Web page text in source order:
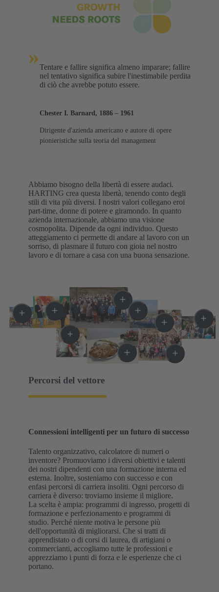
»Tentare e fallire significa almeno imparare; fallire
nel tentativo significa subire l'inestimabile perdita
di ciò che avrebbe potuto essere.
Chester I. Barnard, 1886 – 1961
Dirigente d'azienda americano e autore di opere
pionieristiche sulla teoria del management
Abbiamo bisogno della libertà di essere audaci.
HARTING crea questa libertà, tenendo conto degli
stili di vita più diversi. I nostri valori collegano eroi
part-time, donne di potere e giramondo. In quanto
azienda internazionale, abbiamo una visione
cosmopolita. Dipende da ogni individuo. Questo
atteggiamento ci permette di andare al lavoro con un
sorriso, di plasmare il futuro con gioia nel nostro
lavoro e di tornare a casa con una buona sensazione.
Percorsi del vettore
Connessioni intelligenti per un futuro di successo
Talento organizzativo, calcolatore di numeri o
inventore? Promuoviamo i diversi obiettivi e talenti
dei nostri dipendenti con una formazione interna ed
esterna. Inoltre, sosteniamo con successo e con
enfasi percorsi di carriera insoliti. Ogni percorso di
carriera è diverso: troviamo insieme il migliore.
La scelta è ampia: programmi di ingresso, progetti di
formazione e perfezionamento e programmi di
studio. Perché niente motiva le persone più
dell'opportunità di migliorarsi. Che si tratti di
apprendistato o di corsi di laurea, di artigiani o
commercianti, accogliamo tutte le professioni e
apprezziamo i punti di forza e le esperienze che ci
portano.